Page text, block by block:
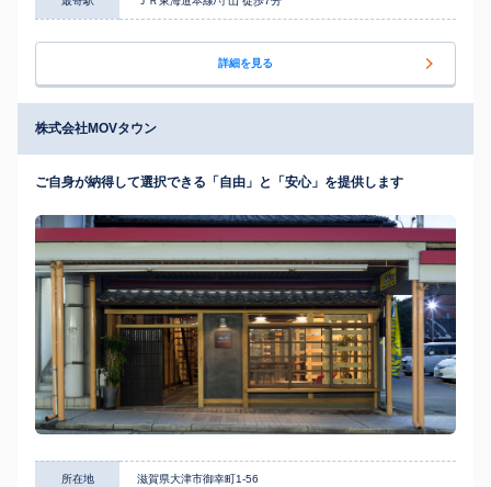
詳細を見る
株式会社MOVタウン
ご自身が納得して選択できる「自由」と「安心」を提供します
所在地 滋賀県大津市御幸町1-56